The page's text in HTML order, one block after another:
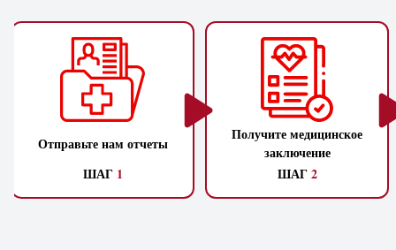
Отправьте нам отчеты
ШАГ 1
Получите медицинское
заключение
ШАГ2